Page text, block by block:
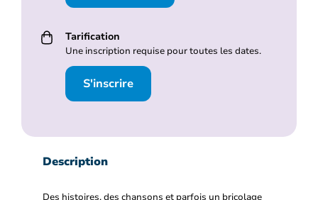
Tarification
Une inscription requise pour toutes les dates.
S'inscrire
Description
Des histoires, des chansons et parfois un bricolage